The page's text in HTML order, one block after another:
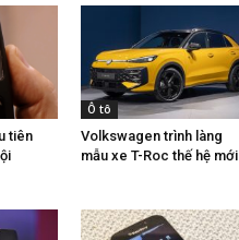
tiên
Ô tô
Volkswagen trình làng
mẫu xe T-Roc thế hệ mới